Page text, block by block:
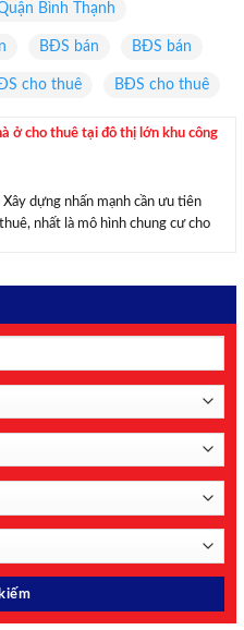
Bình Thạnh
BĐS bán BĐS bán
cho thuê BĐS cho thuê
ở cho thuê tại đô thị lớn khu công
Xây dựng nhấn mạnh cần ưu tiên
nhất là mô hình chung cư cho